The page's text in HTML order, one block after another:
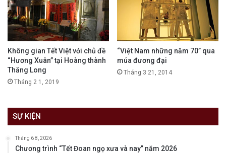
Không gian Tết Việt với chủ đề
“Hương Xuân” tại Hoàng thành
Thăng Long
Tháng 2 1, 2019
“Việt Nam những năm 70” qua
múa đương đại
Tháng 3 21, 2014
SỰ KIỆN
Tháng 6 8, 2026
Chương trình “Tết Đoan ngọ xưa và nay” năm 2026